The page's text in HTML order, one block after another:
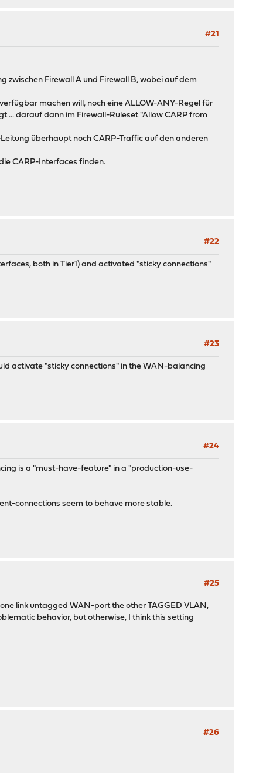
#21
zwischen Firewall A und Firewall B, wobei auf dem
machen will, noch eine ALLOW-ANY-Regel für
... darauf dann im Firewall-Ruleset "Allow CARP from
überhaupt noch CARP-Traffic auf den anderen
CARP-Interfaces finden.
#22
both in Tier1) and activated "sticky connections"
#23
activate "sticky connections" in the WAN-balancing
#24
is a "must-have-feature" in a "production-use-
connections seem to behave more stable.
#25
link untagged WAN-port the other TAGGED VLAN,
behavior, but otherwise, I think this setting
#26